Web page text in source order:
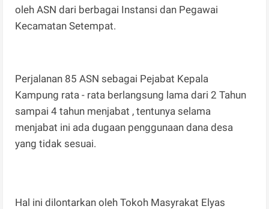
oleh ASN dari berbagai Instansi dan Pegawai
Kecamatan Setempat.
Perjalanan 85 ASN sebagai Pejabat Kepala
Kampung rata - rata berlangsung lama dari 2 Tahun
sampai 4 tahun menjabat , tentunya selama
menjabat ini ada dugaan penggunaan dana desa
yang tidak sesuai.
Hal ini dilontarkan oleh Tokoh Masyrakat Elyas